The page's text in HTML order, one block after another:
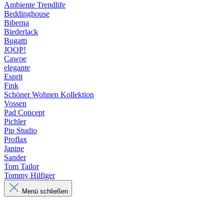
Ambiente Trendlife
Beddinghouse
Biberna
Biederlack
Bugatti
JOOP!
Cawoe
elegante
Esprit
Fink
Schöner Wohnen Kollektion
Vossen
Pad Concept
Pichler
Pip Studio
Proflax
Janine
Sander
Tom Tailor
Tommy Hilfiger
Menü schließen